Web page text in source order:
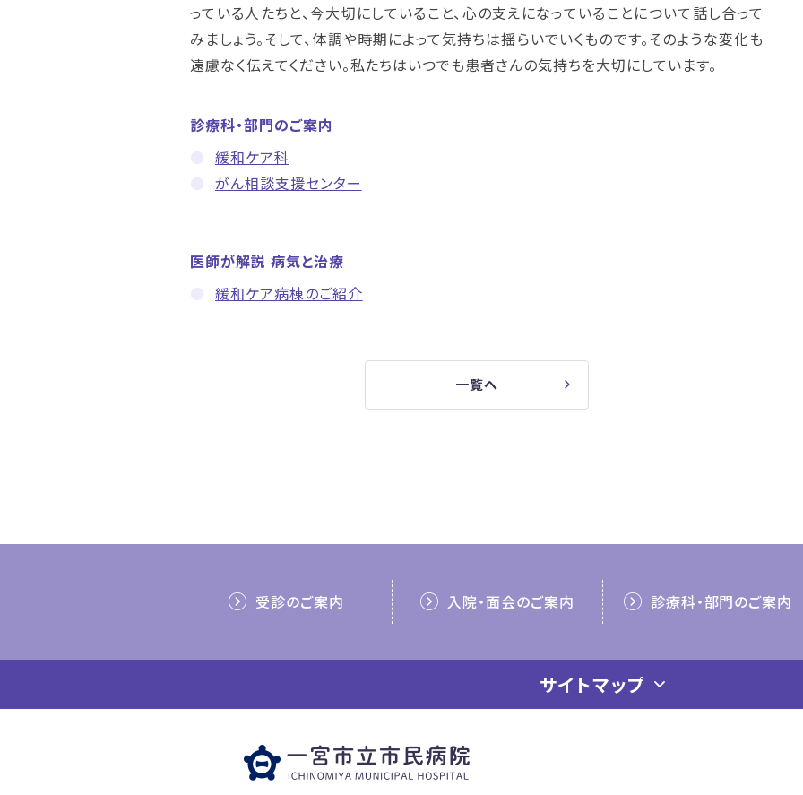
っている人たちと、今大切にしていること、心の支えになっていることについて話し合って
みましょう。そして、体調や時期によって気持ちは揺らいでいくものです。そのような変化も
遠慮なく伝えてください。私たちはいつでも患者さんの気持ちを大切にしています。
診療科・部門のご案内
緩和ケア科
がん相談支援センター
医師が解説 病気と治療
緩和ケア病棟のご紹介
一覧へ
受診のご案内 入院・面会のご案内 診療科・部門のご案内
サイトマップ